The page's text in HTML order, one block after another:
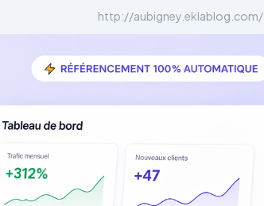
http://aubigney.eklablog.com/